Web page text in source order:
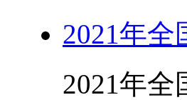
2021年
2021年